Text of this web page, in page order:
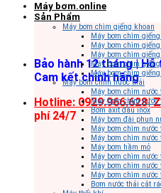
Bảo hành 12 tháng |
Cam kết chính hãng
Hotline: 0929.966.628|
phí 24/7
Máy bơm.online
Sản Phẩm
Máy bơm chìm giếng khoan
Máy bơm chìm giếng
Máy bơm chìm
Máy bơm chìm
Máy bơm chìm
Máy bơm chìm giếng
Máy bơm chìm nước thải
Máy bơm chìm nước
Máy bơm chìm nước
Bơm axit đầu inox
Máy bơm đài phun
Máy bơm chìm nước
Máy bơm chìm nước
Máy bơm hầm mỏ
Máy bơm chìm nước
Máy bơm chìm nước
Máy bơm chìm nước
Bơm nước thải cắt